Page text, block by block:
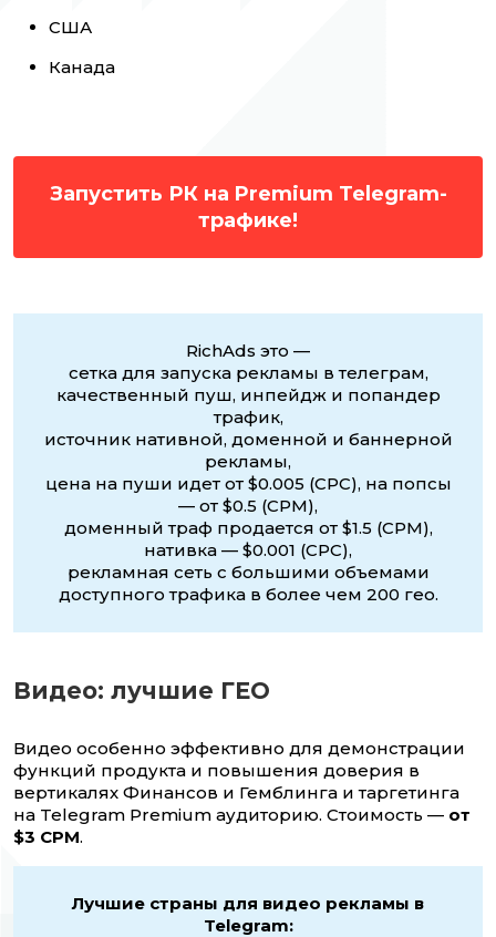
США
Канада
Запустить РК на Premium Telegram-
трафике!
RichAds это —
сетка для запуска рекламы в телеграм,
качественный пуш, инпейдж и попандер
трафик,
источник нативной, доменной и баннерной
рекламы,
цена на пуши идет от $0.005 (CPC), на попсы
— от $0.5 (CPM),
доменный траф продается от $1.5 (CPM),
нативка — $0.001 (CPC),
рекламная сеть с большими объемами
доступного трафика в более чем 200 гео.
Видео: лучшие ГЕО
Видео особенно эффективно для демонстрации
функций продукта и повышения доверия в
вертикалях Финансов и Гемблинга и таргетинга
на Telegram Premium аудиторию. Стоимость — от
$3 CPM.
Лучшие страны для видео рекламы в
Telegram: